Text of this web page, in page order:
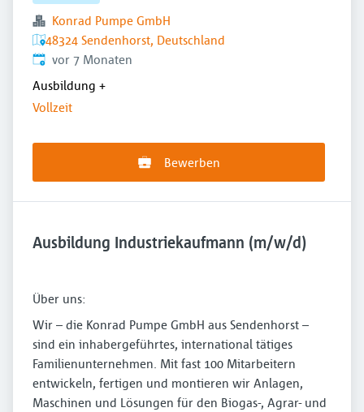
Konrad Pumpe GmbH
48324 Sendenhorst, Deutschland
Veröffentlicht:
vor 7 Monaten
Ausbildung +
Vollzeit
Bewerben
Ausbildung Industriekaufmann (m/w/d)
Über uns:
Wir – die Konrad Pumpe GmbH aus Sendenhorst –
sind ein inhabergeführtes, international tätiges
Familienunternehmen. Mit fast 100 Mitarbeitern
entwickeln, fertigen und montieren wir Anlagen,
Maschinen und Lösungen für den Biogas-, Agrar- und